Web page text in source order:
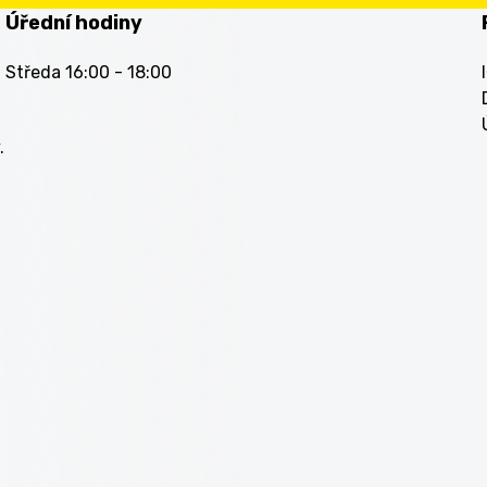
Úřední hodiny
Středa 16:00 - 18:00